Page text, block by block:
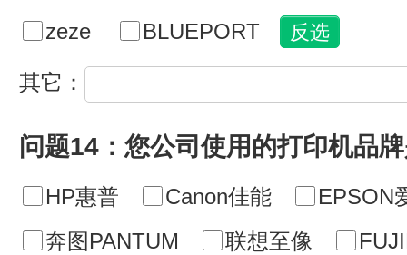
zeze
BLUEPORT
其它：
问题14：您公司使用的打印机品
HP惠普 Canon佳能
EPSON
奔图PANTUM
联想至像